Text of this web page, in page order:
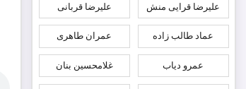
علیرضا قرایی منش علیرضا قربانی
عماد طالب زاده عمران طاهری
عمرو دیاب غلامحسین بنان